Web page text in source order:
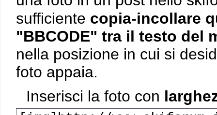
sufficiente copia-incollare
"BBCODE" tra il testo del
nella posizione in cui si
foto appaia.
Inserisci la foto con